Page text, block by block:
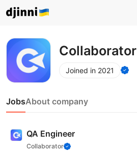
Collaborator
Joined in 2021
JobsAbout company
QA Engineer
Collaborator